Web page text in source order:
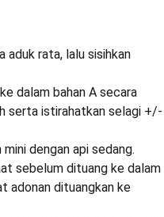
aduk rata, lalu sisihkan
dalam bahan A secara
serta istirahatkan selagi +/-
dengan api sedang.
sebelum dituang ke dalam
adonan dituangkan ke